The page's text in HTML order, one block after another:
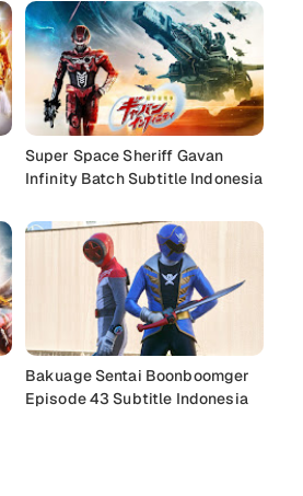
Super Space Sheriff Gavan
Infinity Batch Subtitle Indonesia
Bakuage Sentai Boonboomger
Episode 43 Subtitle Indonesia